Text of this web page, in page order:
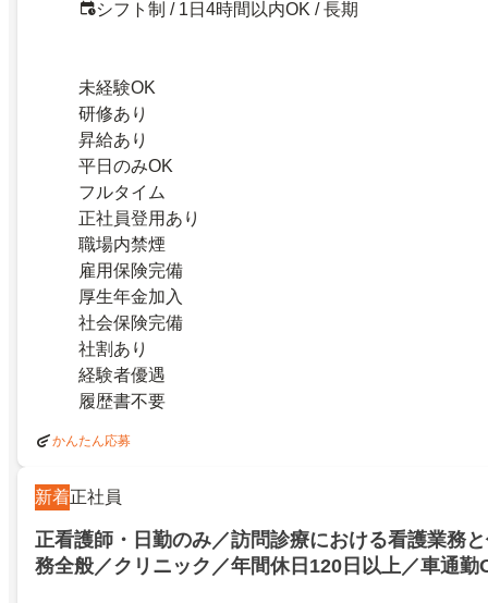
シフト制 / 1日4時間以内OK / 長期
未経験OK
研修あり
昇給あり
平日のみOK
フルタイム
正社員登用あり
職場内禁煙
雇用保険完備
厚生年金加入
社会保険完備
社割あり
経験者優遇
履歴書不要
かんたん応募
新着正社員
正看護師・日勤のみ／訪問診療における看護業務
務全般／クリニック／年間休日120日以上／車通勤